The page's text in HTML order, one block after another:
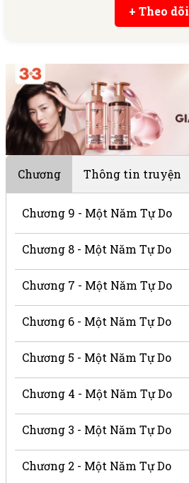
+ Theo dõi
Chương Thông tin truyện
Chương 9 - Một Năm Tự Do
Chương 8 - Một Năm Tự Do
Chương 7 - Một Năm Tự Do
Chương 6 - Một Năm Tự Do
Chương 5 - Một Năm Tự Do
Chương 4 - Một Năm Tự Do
Chương 3 - Một Năm Tự Do
Chương 2 - Một Năm Tự Do